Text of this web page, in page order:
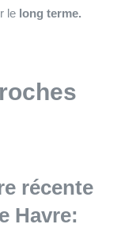
le long terme.
récente
Havre: